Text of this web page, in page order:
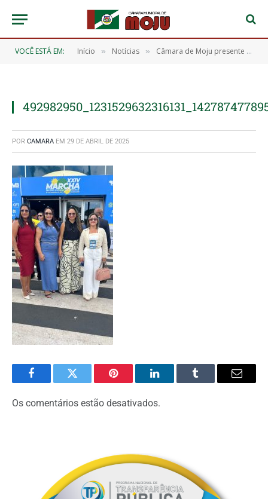
VOCÊ ESTÁ EM: Início » Notícias » Câmara de Moju presente no 2º dia da XXIV Marcha dos Legislativos Municipais, em Brasília
POR CAMARA EM 29 DE ABRIL DE 2025
FacebookTwitter Pinterest O
LinkedIn
Tumblr
E-
Os comentários estão desativados.